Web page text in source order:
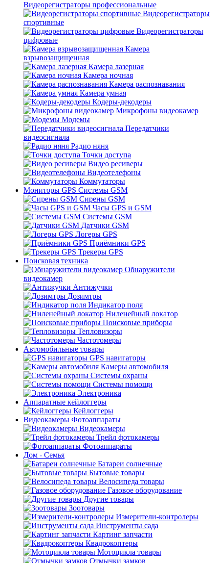
Видеорегистраторы профессиональные
Видеорегистраторы
спортивные
Видеорегистраторы
цифровые
Камера
взрывозащищенная
Камера лазерная
Камера ночная
Камера распознавания
Камера умная
Кодеры-декодеры
Микрофоны видеокамер
Модемы
Передатчики
видеосигнала
Радио няня
Точки доступа
Видео ресиверы
Видеотелефоны
Коммутаторы
Мониторы GPS Системы GSM
Сирены GSM
Часы GPS и GSM
Системы GSM
Датчики GSM
Логеры GPS
Приёмники GPS
Трекеры GPS
Поисковая техника
Обнаружители
видеокамер
Антижучки
Дозимтры
Индикатор поля
Ниленейный локатор
Поисковые приборы
Тепловизоры
Частотомеры
Автомобильные товары
GPS навигаторы
Камеры автомобиля
Системы охраны
Системы помощи
Электроника
Аппаратные кейлоггеры
Кейлоггеры
Видеокамеры Фотоаппараты
Видеокамеры
Трейл фотокамеры
Фотоаппараты
Дом - Семья
Батареи солнечные
Бытовые товары
Велосипеда товары
Газовое оборудование
Другие товары
Зоотовары
Измерители-контролеры
Инструменты сада
Картинг запчасти
Квадрокоптеры
Мотоцикла товары
Отмычки замков